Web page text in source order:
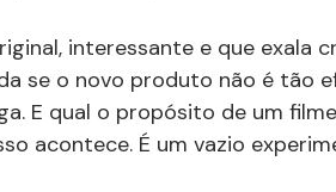
interessante e que exala
se o novo produto não é tão
E qual o propósito de um
acontece. É um vazio